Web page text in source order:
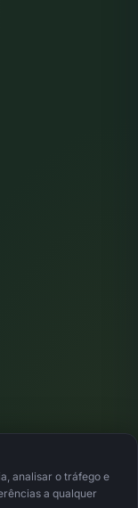
analisar o tráfego e
a qualquer